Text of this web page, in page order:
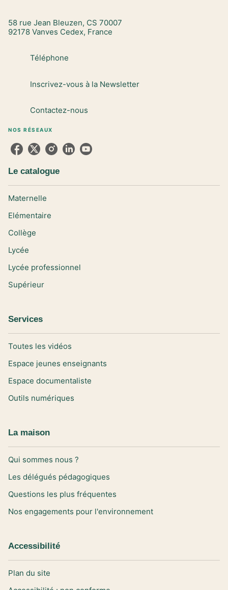
58 rue Jean Bleuzen, CS 70007
92178 Vanves Cedex, France
Téléphone
Inscrivez-vous à la Newsletter
Contactez-nous
NOS RÉSEAUX
Le catalogue
Maternelle
Elémentaire
Collège
Lycée
Lycée professionnel
Supérieur
Services
Toutes les vidéos
Espace jeunes enseignants
Espace documentaliste
Outils numériques
La maison
Qui sommes nous ?
Les délégués pédagogiques
Questions les plus fréquentes
Nos engagements pour l'environnement
Accessibilité
Plan du site